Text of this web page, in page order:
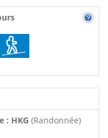
: HKG (Randonnée)